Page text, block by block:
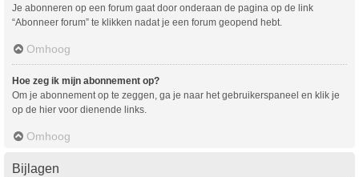
Je abonneren op een forum gaat door onderaan de pagina op de link
“Abonneer forum” te klikken nadat je een forum geopend hebt.
Omhoog
Hoe zeg ik mijn abonnement op?
Om je abonnement op te zeggen, ga je naar het gebruikerspaneel en klik je
op de hier voor dienende links.
Omhoog
Bijlagen